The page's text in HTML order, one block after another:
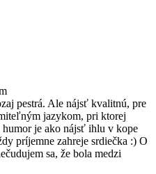
pestrá. Ale nájsť kvalitnú, pre
jazykom, pri ktorej
je ako nájsť ihlu v kope
príjemne zahreje srdiečka :) O
sa, že bola medzi